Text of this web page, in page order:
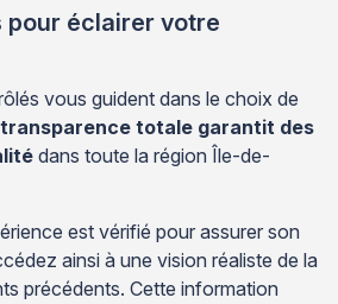
pour éclairer votre
vous guident dans le choix de
totale garantit des
dans toute la région Île-de-
est vérifié pour assurer son
ainsi à une vision réaliste de la
précédents. Cette information